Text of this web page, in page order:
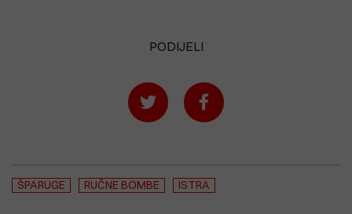
PODIJELI
ŠPARUGE RUČNE BOMBE ISTRA